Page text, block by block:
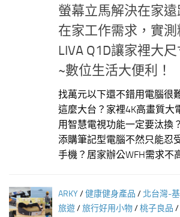
螢幕立馬解決在家遠
在家工作需求，實測
LIVA Q1D讓家裡大
~數位生活大便利！
找萬元以下還不錯用電腦很
這麼大台？家裡4K高畫質大
用智慧電視功能一定要汰換
添購筆記型電腦不然只能忍
手機？居家辦公WFH需求不
ARKY/健康健身產品 / 北台灣-
旅遊/旅行好用小物/桃子良品 /